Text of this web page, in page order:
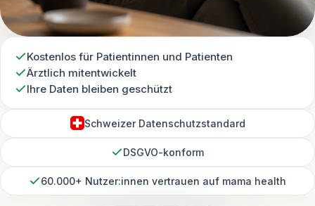
Kostenlos für Patientinnen und Patienten
Ärztlich mitentwickelt
Ihre Daten bleiben geschützt
Schweizer Datenschutzstandard
DSGVO-konform
60.000+ Nutzer:innen vertrauen auf mama health